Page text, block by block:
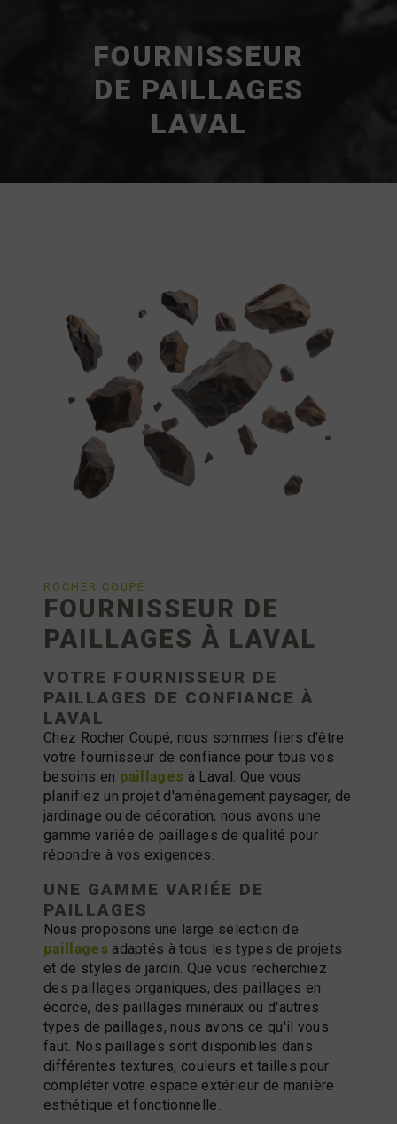
FOURNISSEUR
DE PAILLAGES
LAVAL
ROCHER COUPÉ
FOURNISSEUR DE
PAILLAGES À LAVAL
VOTRE FOURNISSEUR DE
PAILLAGES DE CONFIANCE À
LAVAL
Chez Rocher Coupé, nous sommes fiers d'être
votre fournisseur de confiance pour tous vos
besoins en paillages à Laval. Que vous
planifiez un projet d'aménagement paysager, de
jardinage ou de décoration, nous avons une
gamme variée de paillages de qualité pour
répondre à vos exigences.
UNE GAMME VARIÉE DE
PAILLAGES
Nous proposons une large sélection de
paillagesadaptés à tous les types de projets
et de styles de jardin. Que vous recherchiez
des paillages organiques, des paillages en
écorce, des paillages minéraux ou d'autres
types de paillages, nous avons ce qu'il vous
faut. Nos paillages sont disponibles dans
différentes textures, couleurs et tailles pour
compléter votre espace extérieur de manière
esthétique et fonctionnelle.